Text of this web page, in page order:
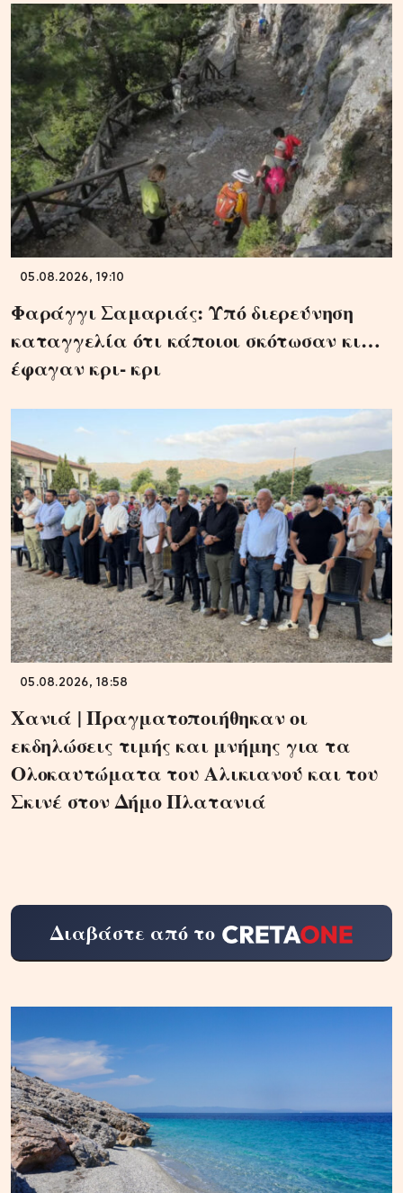
05.08.2026, 19:10
Φαράγγι Σαμαριάς: Υπό διερεύνηση
καταγγελία ότι κάποιοι σκότωσαν κι…
έφαγαν κρι- κρι
05.08.2026, 18:58
Χανιά | Πραγματοποιήθηκαν οι
εκδηλώσεις τιμής και μνήμης για τα
Ολοκαυτώματα του Αλικιανού και του
Σκινέ στον Δήμο Πλατανιά
Διαβάστε από το